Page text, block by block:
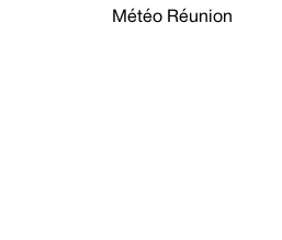
Météo Réunion